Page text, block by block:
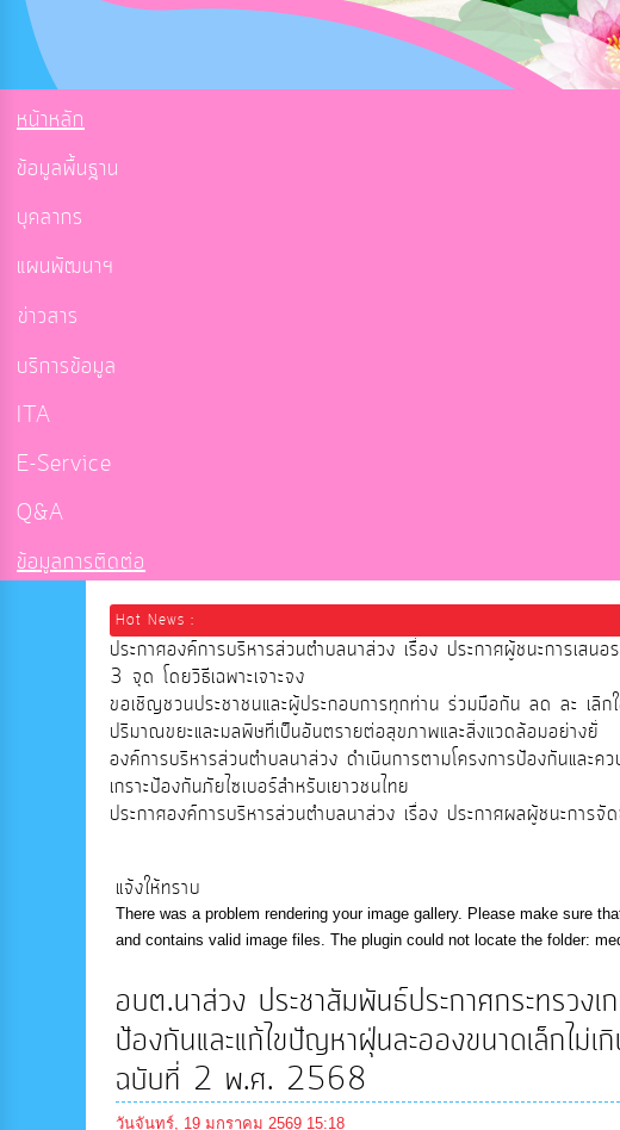
หน้าหลัก
ข้อมูลพื้นฐาน
บุคลากร
แผนพัฒนาฯ
ข่าวสาร
บริการข้อมูล
ITA
E-Service
Q&A
ข้อมูลการติดต่อ
Hot News :
ประกาศองค์การบริหารส่วนตำบลนาส่วง เรื่อง ประกาศผู้ชนะการเส
3 จุด โดยวิธีเฉพาะเจาะจง
ขอเชิญชวนประชาชนและผู้ประกอบการทุกท่าน ร่วมมือกัน ลด ละ เ
ปริมาณขยะและมลพิษที่เป็นอันตรายต่อสุขภาพและสิ่งแวดล้อมอย่างยั่
องค์การบริหารส่วนตำบลนาส่วง ดำเนินการตามโครงการป้องกันแล
เกราะป้องกันภัยไซเบอร์สำหรับเยาวชนไทย
ประกาศองค์การบริหารส่วนตำบลนาส่วง เรื่อง ประกาศผลผู้ชนะกา
แจ้งให้ทราบ
There was a problem rendering your image gallery. Please make sure
and contains valid image files. The plugin could not locate the folder:
อบต.นาส่วง ประชาสัมพันธ์ประกาศกระทรวง
ป้องกันและแก้ไขปัญหาฝุ่นละอองขนาดเล็กไ
ฉบับที่ 2 พ.ศ. 2568
วันจันทร์, 19 มกราคม 2569 15:18